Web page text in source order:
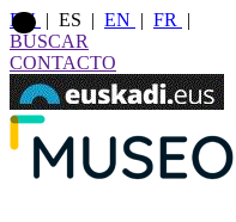
EU | ES | EN | FR
|
BUSCAR
CONTACTO